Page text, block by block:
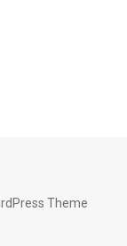
Theme